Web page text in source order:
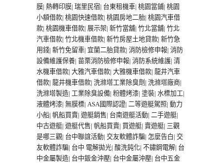
膜| 熱轉印膜| 瑞里民宿| 台東租機車| 桃園當鋪| 桃園
小額借款| 桃園快速借款| 桃園房地二胎| 桃園汽車借
款| 桃園機車借款| 展示架| 新竹當舖| 竹北當舖| 竹北
汽車借款| 竹北機車借款| 新竹房屋土地貸款| 新竹急
用錢| 新竹免留車| 宜蘭二胎貸款| 消防檢修申報| 消防
設備維護保養| 苗栗消防檢修申報| 消防系統維護| 清
水機車借款| 大雅汽車借款| 大雅機車借款| 龍井汽車
借款| 龍井機車借款| 洗滌塔工業除臭劑 | 洗滌塔廠商|
洗滌塔製造| 工業除臭設備| 粉體烤漆| 塗裝| 水標加工|
液體烤漆| 無膜標| ASA國際認證| 二等遊艇駕照| 動力
小船| 帆船買賣| 遊艇銷售| 台南遊艇活動| 二手遊艇|
中古遊艇| 遊艇代售| 帆船買賣| 買遊艇| 賣遊艇| 三觀
是哪三觀| 台中聯誼活動| 交友軟體詐騙| 怎麼告白| 交
友軟體詐騙| 台中 電解拋光| 酸洗鈍化| 不鏽鋼電解| 台
中金屬製造| 台中鈑金沖壓| 台中金屬沖壓| 台中五金